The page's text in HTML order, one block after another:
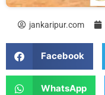
jankaripur.com
Facebook
WhatsApp